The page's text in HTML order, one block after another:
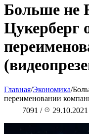
Больше не
Цукерберг
Главная/Экономика/
переименовании
7091 /